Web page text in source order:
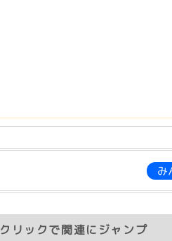
み
クリックで関連にジャンプ